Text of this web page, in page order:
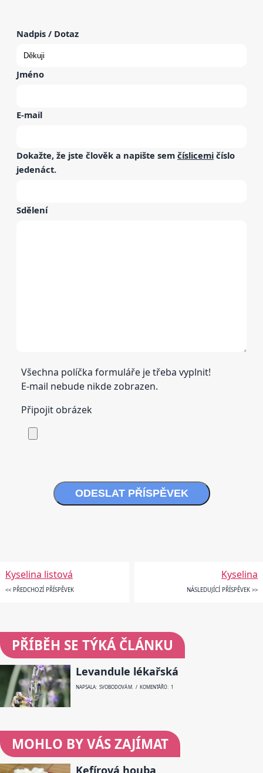
Nadpis / Dotaz
Jméno
E-mail
Dokažte, že jste člověk a napište sem číslicemi číslo
jedenáct.
Sdělení
Všechna políčka formuláře je třeba vyplnit!
E-mail nebude nikde zobrazen.
Připojit obrázek
ODESLAT PŘÍSPĚVEK
Kyselina listová
<< PŘEDCHOZÍ PŘÍSPĚVEK
Kyselina
NÁSLEDUJÍCÍ PŘÍSPĚVEK >>
PŘÍBĚH SE TÝKÁ ČLÁNKU
Levandule lékařská
NAPSALA: SVOBODOVÁ M. / KOMENTÁŘŮ: 1
MOHLO BY VÁS ZAJÍMAT
Kefírová houba